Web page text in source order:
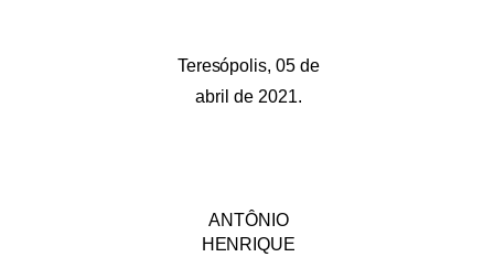
Teresópolis, 05 de
abril de 2021.
ANTÔNIO
HENRIQUE